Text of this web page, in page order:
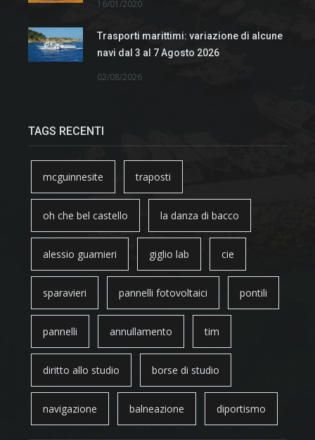
16/01/2020
Trasporti marittimi: variazione di alcune
navi dal 3 al 7 Agosto 2026
02/08/2026
TAGS RECENTI
mcguinnesite traposti
oh che bel castello la danza di bacco
alessio guarnieri giglio lab cie
sparavieri pannelli fotovoltaici pontili
pannelli annullamento tim
diritto allo studio borse di studio
navigazione balneazione diportismo